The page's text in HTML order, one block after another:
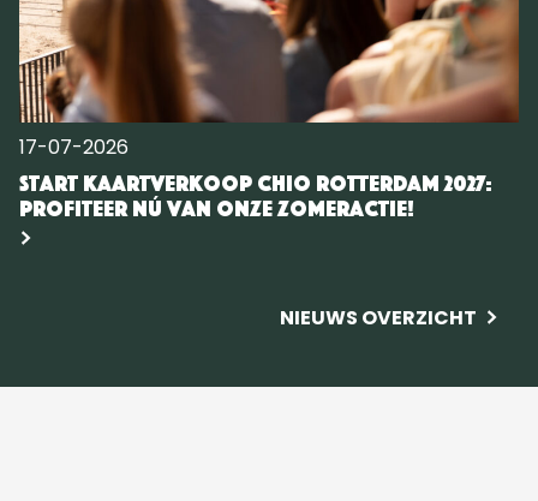
17-07-2026
Start kaartverkoop CHIO Rotterdam 2027:
Profiteer nú van onze zomeractie!
NIEUWS OVERZICHT